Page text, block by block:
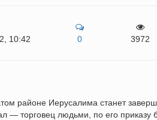
10:42
0 3972
районе Иерусалима станет
— торговец людьми, по его